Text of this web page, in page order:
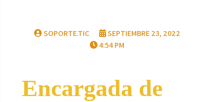
SOPORTE.TIC
SEPTIEMBRE 23, 2022
4:54 PM
Encargada de